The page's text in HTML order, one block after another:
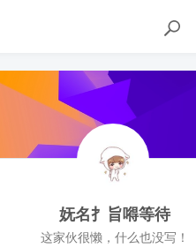
妩名扌旨嘚等待
这家伙很懒，什么也没写！